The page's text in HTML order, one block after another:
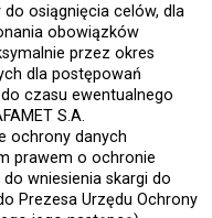
osiągnięcia celów, dla
obowiązków
przez okres
dla postępowań
czasu ewentualnego
S.A.
ochrony danych
prawem o ochronie
wniesienia skargi do
Prezesa Urzędu Ochrony